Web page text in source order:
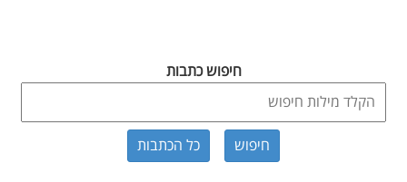
חיפוש כתבות
כל הכתבות